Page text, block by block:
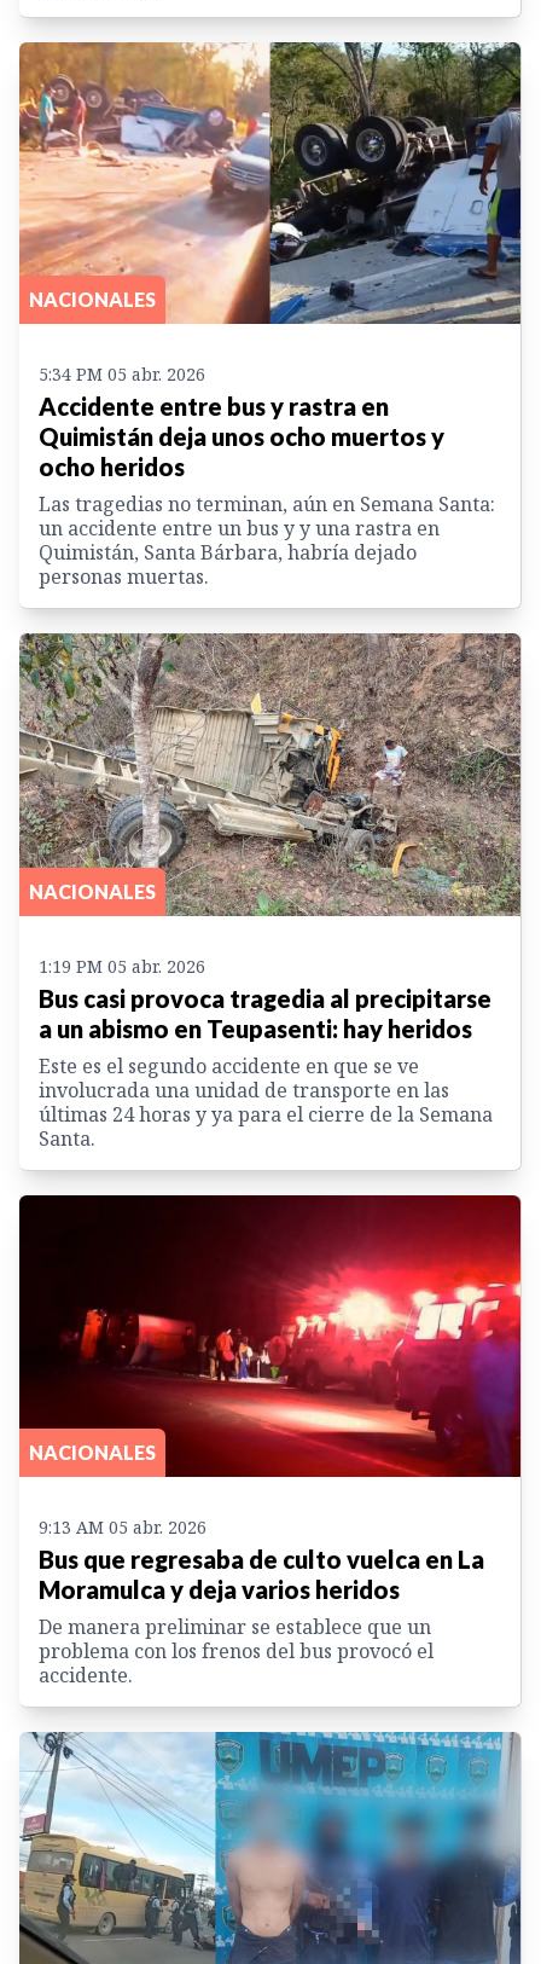
NACIONALES
5:34 PM 05 abr. 2026
Accidente entre bus y rastra en
Quimistán deja unos ocho muertos y
ocho heridos
Las tragedias no terminan, aún en Semana Santa:
un accidente entre un bus y y una rastra en
Quimistán, Santa Bárbara, habría dejado
personas muertas.
NACIONALES
1:19 PM 05 abr. 2026
Bus casi provoca tragedia al precipitarse
a un abismo en Teupasenti: hay heridos
Este es el segundo accidente en que se ve
involucrada una unidad de transporte en las
últimas 24 horas y ya para el cierre de la Semana
Santa.
NACIONALES
9:13 AM 05 abr. 2026
Bus que regresaba de culto vuelca en La
Moramulca y deja varios heridos
De manera preliminar se establece que un
problema con los frenos del bus provocó el
accidente.